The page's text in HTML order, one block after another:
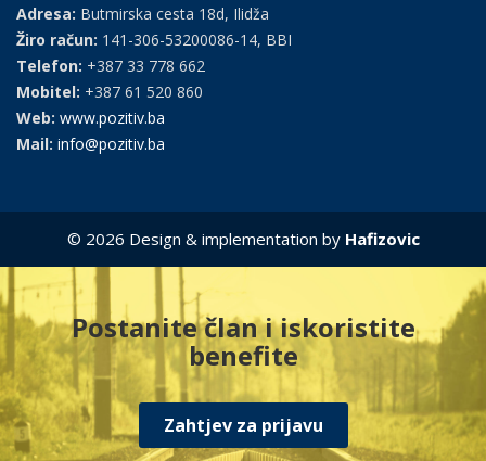
Adresa: Butmirska cesta 18d, Ilidža
Žiro račun: 141-306-53200086-14, BBI
Telefon: +387 33 778 662
Mobitel: +387 61 520 860
Web: www.pozitiv.ba
Mail: info@pozitiv.ba
© 2026 Design & implementation by Hafizovic
Postanite član i iskoristite
benefite
Zahtjev za prijavu